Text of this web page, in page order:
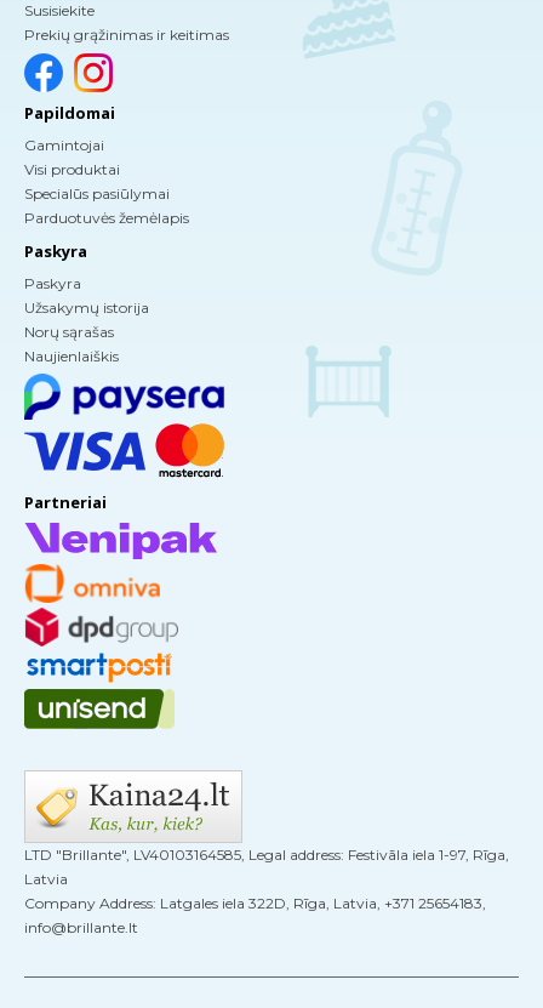
Susisiekite
Prekių grąžinimas ir keitimas
Papildomai
Gamintojai
Visi produktai
Specialūs pasiūlymai
Parduotuvės žemėlapis
Paskyra
Paskyra
Užsakymų istorija
Norų sąrašas
Naujienlaiškis
Partneriai
LTD "Brillante", LV40103164585, Legal address: Festivāla iela 1-97, Rīga,
Latvia
Company Address: Latgales iela 322D, Rīga, Latvia, +371 25654183,
info@brillante.lt